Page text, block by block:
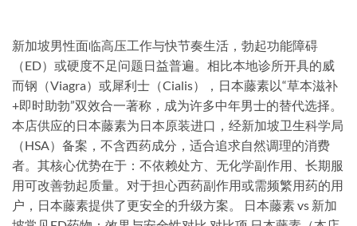
新加坡男性面临高压工作与快节奏生活，勃起功能障碍
（ED）或硬度不足问题日益普遍。相比本地诊所开具的威
而钢（Viagra）或犀利士（Cialis），日本藤素以“草本滋补
+即时助勃”双效合一著称，成为许多中年男士的替代选择。
本店供应的日本藤素为日本原装进口，经新加坡卫生科学局
（HSA）备案，不含西药成分，适合追求自然调理的消费
者。其核心优势在于：不依赖处方、无化学副作用、长期服
用可改善勃起质量。对于担心西药副作用或需频繁用药的用
户，日本藤素提供了更安全的升级方案。 日本藤素 vs 新加